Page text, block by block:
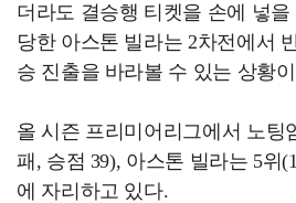
더라도 결승행 티켓을 손에 넣
당한 아스톤 빌라는 2차전에서
승 진출을 바라볼 수 있는 상황
올 시즌 프리미어리그에서 노팅
패, 승점 39), 아스톤 빌라는 5위
에 자리하고 있다.